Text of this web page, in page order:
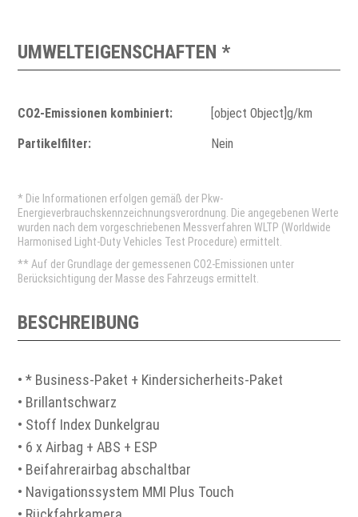
UMWELTEIGENSCHAFTEN *
CO2-Emissionen kombiniert: [object Object]g/km
Partikelfilter: Nein
* Die Informationen erfolgen gemäß der Pkw-
Energieverbrauchskennzeichnungsverordnung. Die angegebenen Werte
wurden nach dem vorgeschriebenen Messverfahren WLTP (Worldwide
Harmonised Light-Duty Vehicles Test Procedure) ermittelt.
** Auf der Grundlage der gemessenen CO2-Emissionen unter
Berücksichtigung der Masse des Fahrzeugs ermittelt.
BESCHREIBUNG
• * Business-Paket + Kindersicherheits-Paket
• Brillantschwarz
• Stoff Index Dunkelgrau
• 6 x Airbag + ABS + ESP
• Beifahrerairbag abschaltbar
• Navigationssystem MMI Plus Touch